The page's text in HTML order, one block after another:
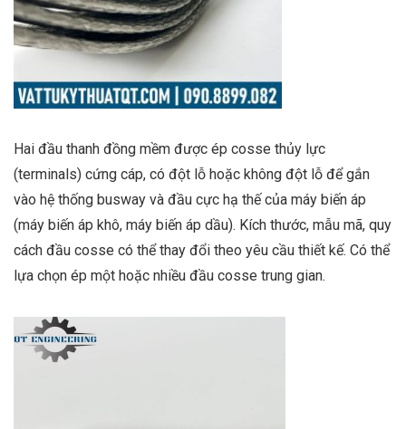
Hai đầu thanh đồng mềm được ép cosse thủy lực
(terminals) cứng cáp, có đột lỗ hoặc không đột lỗ để gắn
vào hệ thống busway và đầu cực hạ thế của máy biến áp
(máy biến áp khô, máy biến áp dầu). Kích thước, mẫu mã, quy
cách đầu cosse có thể thay đổi theo yêu cầu thiết kế. Có thể
lựa chọn ép một hoặc nhiều đầu cosse trung gian.